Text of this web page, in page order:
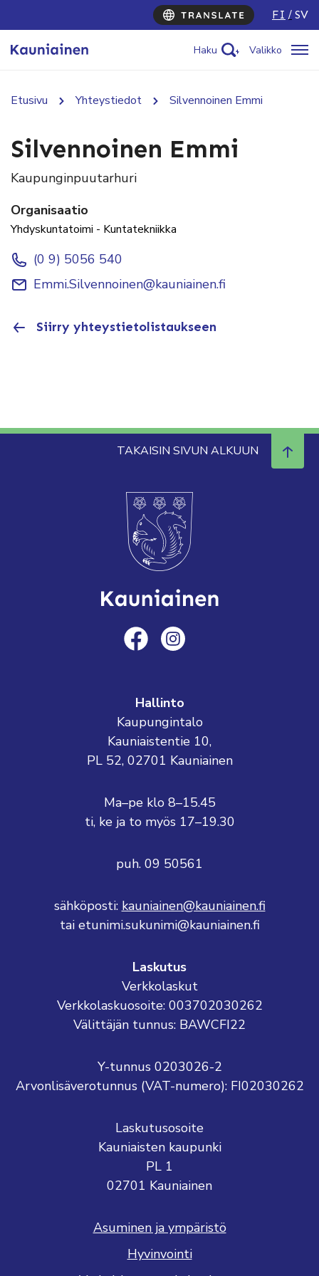
FI SV
Haku Valikko
Etusivu Yhteystiedot Silvennoinen Emmi
Silvennoinen Emmi
Kaupunginpuutarhuri
Organisaatio
Yhdyskuntatoimi - Kuntatekniikka
(0 9) 5056 540
Emmi.Silvennoinen@kauniainen.fi
Siirry yhteystietolistaukseen
TAKAISIN SIVUN ALKUUN
Hallinto
Kaupungintalo
Kauniaistentie 10,
PL 52, 02701 Kauniainen
Ma–pe klo 8–15.45
ti, ke ja to myös 17–19.30
puh. 09 50561
sähköposti: kauniainen@kauniainen.fi
tai etunimi.sukunimi@kauniainen.fi
Laskutus
Verkkolaskut
Verkkolaskuosoite: 003702030262
Välittäjän tunnus: BAWCFI22
Y-tunnus 0203026-2
Arvonlisäverotunnus (VAT-numero): FI02030262
Laskutusosoite
Kauniaisten kaupunki
PL 1
02701 Kauniainen
Asuminen ja ympäristö
Hyvinvointi